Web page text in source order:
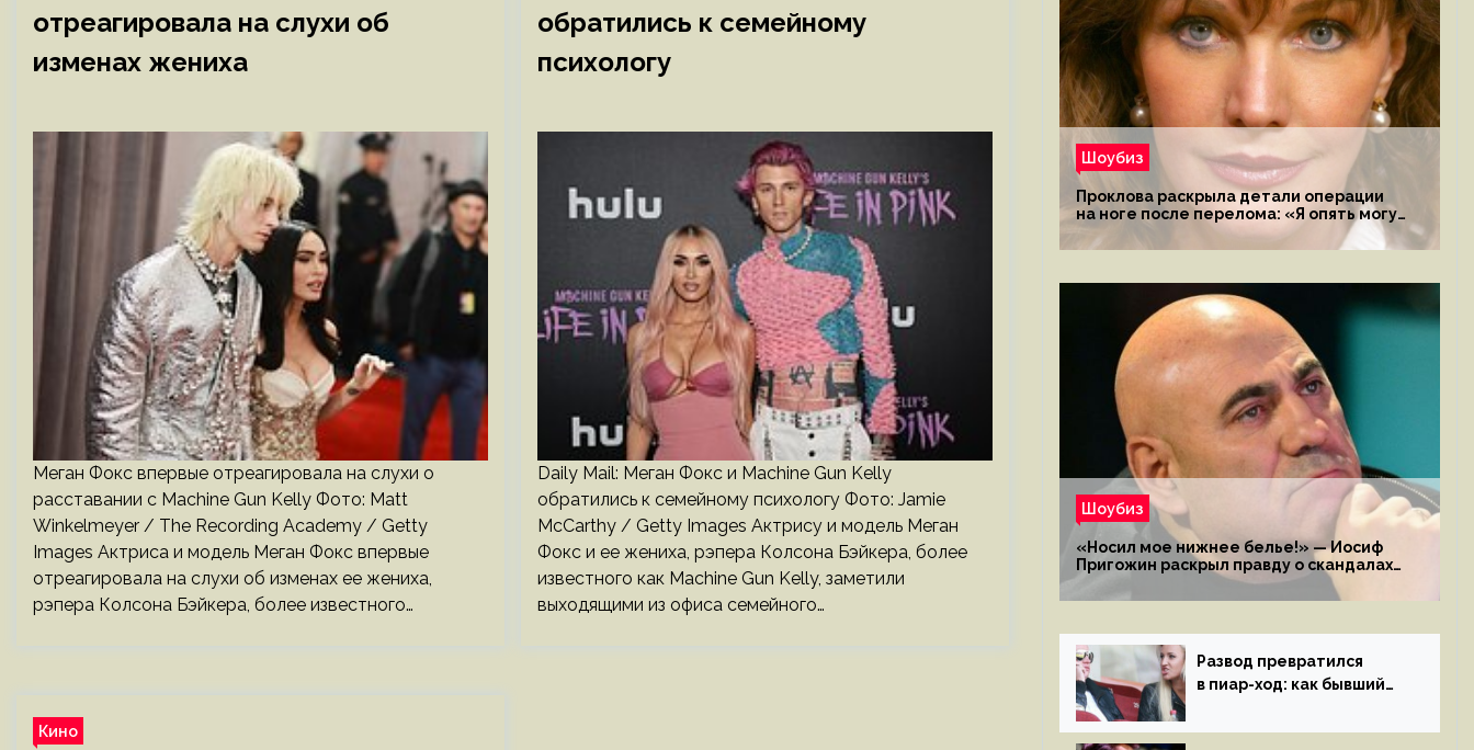
отреагировала на слухи об
изменах жениха
Меган Фокс впервые отреагировала на слухи о
расставании с Machine Gun Kelly Фото: Matt
Winkelmeyer / The Recording Academy / Getty
Images Актриса и модель Меган Фокс впервые
отреагировала на слухи об изменах ее жениха,
рэпера Колсона Бэйкера, более известного…
обратились к семейному
психологу
Daily Mail: Меган Фокс и Machine Gun Kelly
обратились к семейному психологу Фото: Jamie
McCarthy / Getty Images Актрису и модель Меган
Фокс и ее жениха, рэпера Колсона Бэйкера, более
известного как Machine Gun Kelly, заметили
выходящими из офиса семейного…
Кино
Шоубиз
Проклова раскрыла детали операции
на ноге после перелома: «Я опять могу
ходить»
Шоубиз
«Носил мое нижнее белье!» — Иосиф
Пригожин раскрыл правду о скандалах
с мужем своей экс-жены
Развод превратился
в пиар-ход: как бывший
популярной